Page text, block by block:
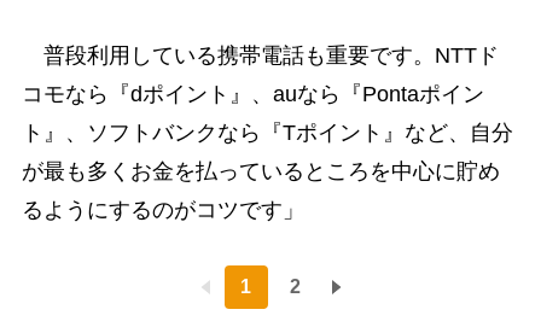
普段利用している携帯電話も重要です。NTTド
コモなら『dポイント』、auなら『Pontaポイン
ト』、ソフトバンクなら『Tポイント』など、自分
が最も多くお金を払っているところを中心に貯め
るようにするのがコツです」
1 2